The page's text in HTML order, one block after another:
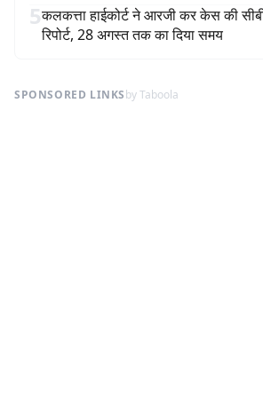
5कलकत्ता हाईकोर्ट ने आरजी कर केस की
रिपोर्ट, 28 अगस्त तक का दिया समय
SPONSORED LINKSby Taboola